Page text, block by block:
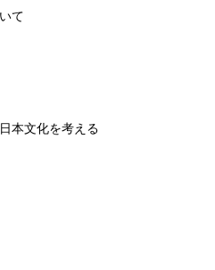
て
本文化を考える